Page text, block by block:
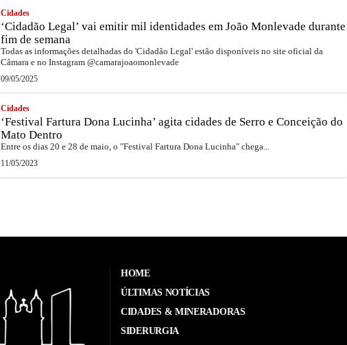
Cidades
‘Cidadão Legal’ vai emitir mil identidades em João Monlevade durante
fim de semana
Todas as informações detalhadas do 'Cidadão Legal' estão disponíveis no site oficial da
Câmara e no Instagram @camarajoaomonlevade
09/05/2025
Cidades
‘Festival Fartura Dona Lucinha’ agita cidades de Serro e Conceição do
Mato Dentro
Entre os dias 20 e 28 de maio, o "Festival Fartura Dona Lucinha" chega...
11/05/2023
HOME
ÚLTIMAS NOTÍCIAS
CIDADES & MINERADORAS
SIDERURGIA